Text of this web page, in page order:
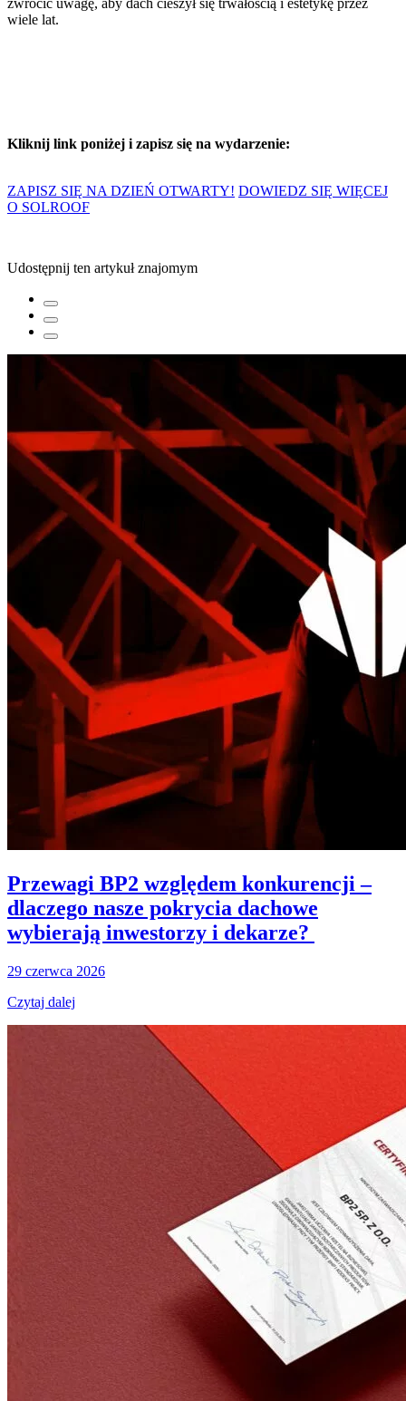
zwrócić uwagę, aby dach cieszył się trwałością i estetykę przez
wiele lat.
Kliknij link poniżej i zapisz się na wydarzenie:
ZAPISZ SIĘ NA DZIEŃ OTWARTY! DOWIEDZ SIĘ WIĘCEJ
O SOLROOF
Udostępnij ten artykuł znajomym
Przewagi BP2 względem konkurencji –
dlaczego nasze pokrycia dachowe
wybierają inwestorzy i dekarze?
29 czerwca 2026
Czytaj dalej